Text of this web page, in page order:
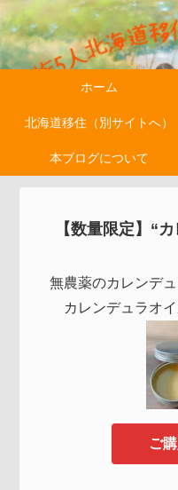
ホーム
北海道移住（別サイトへ）
本ブログについて
【数量限定】“
無農薬のカレンデ
カレンデュラオ
ご